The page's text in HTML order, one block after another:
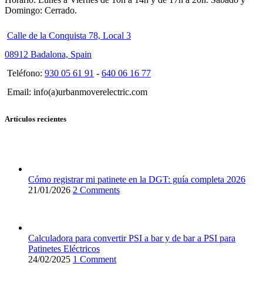
Domingo: Cerrado.
Calle de la Conquista 78, Local 3
08912 Badalona, Spain
Teléfono: 930 05 61 91 - 640 06 16 77
Email: info(a)urbanmoverelectric.com
Artículos recientes
Cómo registrar mi patinete en la DGT: guía completa 2026
21/01/2026 2 Comments
Calculadora para convertir PSI a bar y de bar a PSI para
Patinetes Eléctricos
24/02/2025 1 Comment